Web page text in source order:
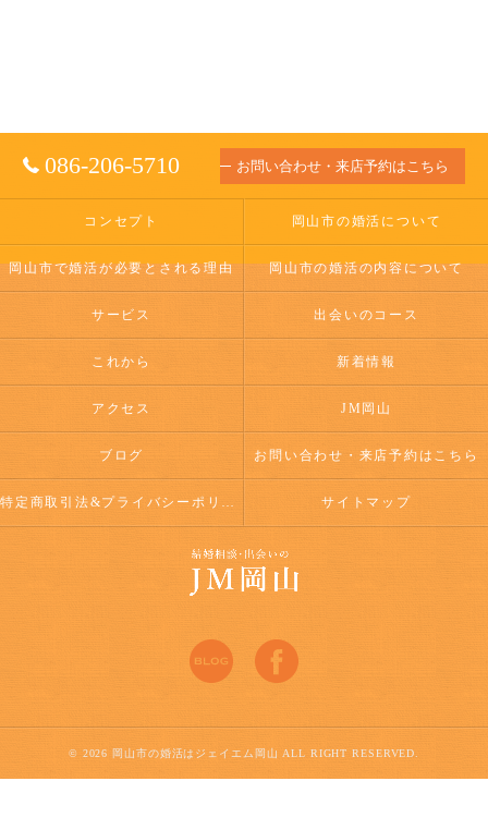
086-206-5710 お問い合わせ・来店予約はこちら
コンセプト 岡山市の婚活について
岡山市で婚活が必要とされる理由 岡山市の婚活の内容について
サービス 出会いのコース
これから 新着情報
アクセス JM岡山
ブログ お問い合わせ・来店予約はこちら
特定商取引法&プライバシーポリシー サイトマップ
© 2026 岡山市の婚活はジェイエム岡山 ALL RIGHT RESERVED.